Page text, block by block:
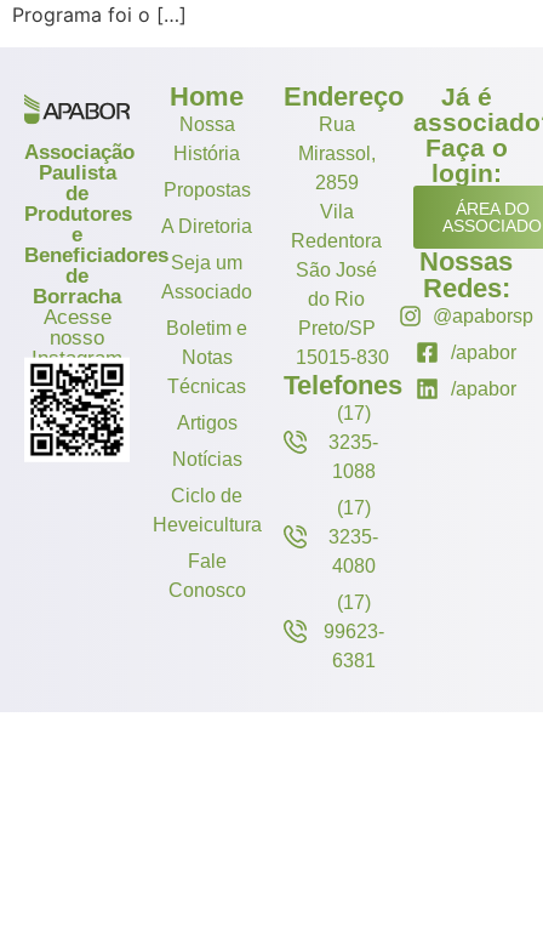
Programa foi o […]
Associação
Paulista
de
Produtores
e
Beneficiadores
de
Borracha
Acesse
nosso
Instagram
Home
Nossa
História
Propostas
A Diretoria
Seja um
Associado
Boletim e
Notas
Técnicas
Artigos
Notícias
Ciclo de
Heveicultura
Fale
Conosco
Endereço
Rua
Mirassol,
2859
Vila
Redentora
São José
do Rio
Preto/SP
15015-830
Telefones
(17)
3235-
1088
(17)
3235-
4080
(17)
99623-
6381
Já é
Faça o
login:
ÁREA DO
ASSOCIADO
Nossas
Redes:
@apaborsp
/apabor
/apabor